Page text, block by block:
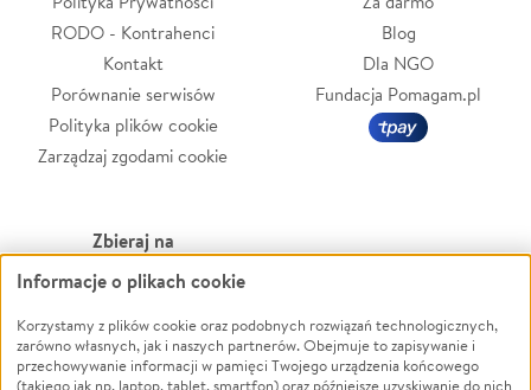
RODO - Kontrahenci
Kontakt
Porównanie serwisów
Polityka plików cookie
Zarządzaj zgodami cookie
Blog
Dla NGO
Fundacja Pomagam.pl
Zbieraj na
Leczenie
Zwierzęta
Pożar
Powódź
Wichura
Informacje o plikach cookie
Korzystamy z plików cookie oraz podobnych rozwiązań technologicznych,
zarówno własnych, jak i naszych partnerów. Obejmuje to zapisywanie i
przechowywanie informacji w pamięci Twojego urządzenia końcowego